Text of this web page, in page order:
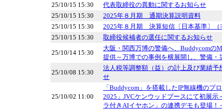
25/10/15 15:30
代表取締役の異動に関するお知らせ
25/10/15 15:30
2025年８月期 通期決算説明資料
25/10/15 15:30
2025年８月期 決算短信〔日本基準〕（
25/10/15 15:30
取締役候補者の選任に関するお知らせ
25/10/14 15:30
大阪・関西万博の警備へ、Buddycomの
提供～万博での事例を横展開し、警備・
25/10/08 15:30
法人税等調整額（益）の計上及び業績予
せ
25/10/02 11:00
「Buddycom」を搭載したIP無線機のプ
2025」JVCケンウッドブースにて初展示
ラ付きAIイヤホン」の連携デモも登場！